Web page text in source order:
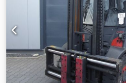
funktionel Teknisk tilstand: god
Forhjulstilstand: 80 - 100 %
Baghjulstilstand: 80 - 100 %
gaffeljusteringsanordning, 3.
bag, arbejdslygte for, varme,
løftehøjde, sikkerhedslys.